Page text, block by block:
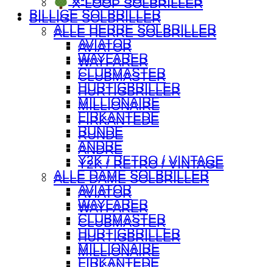
BILLIGE SOLBRILLER
ALLE HERRE SOLBRILLER
AVIATOR
WAYFARER
CLUBMASTER
HURTIGBRILLER
MILLIONAIRE
FIRKANTEDE
RUNDE
ANDRE
Y2K / RETRO / VINTAGE
ALLE DAME SOLBRILLER
AVIATOR
WAYFARER
CLUBMASTER
HURTIGBRILLER
MILLIONAIRE
FIRKANTEDE
X-LOOP SOLBRILLER
BILLIGE SOLBRILLER
ALLE HERRE SOLBRILLER
AVIATOR
WAYFARER
CLUBMASTER
HURTIGBRILLER
MILLIONAIRE
FIRKANTEDE
RUNDE
ANDRE
Y2K / RETRO / VINTAGE
ALLE DAME SOLBRILLER
AVIATOR
WAYFARER
CLUBMASTER
HURTIGBRILLER
MILLIONAIRE